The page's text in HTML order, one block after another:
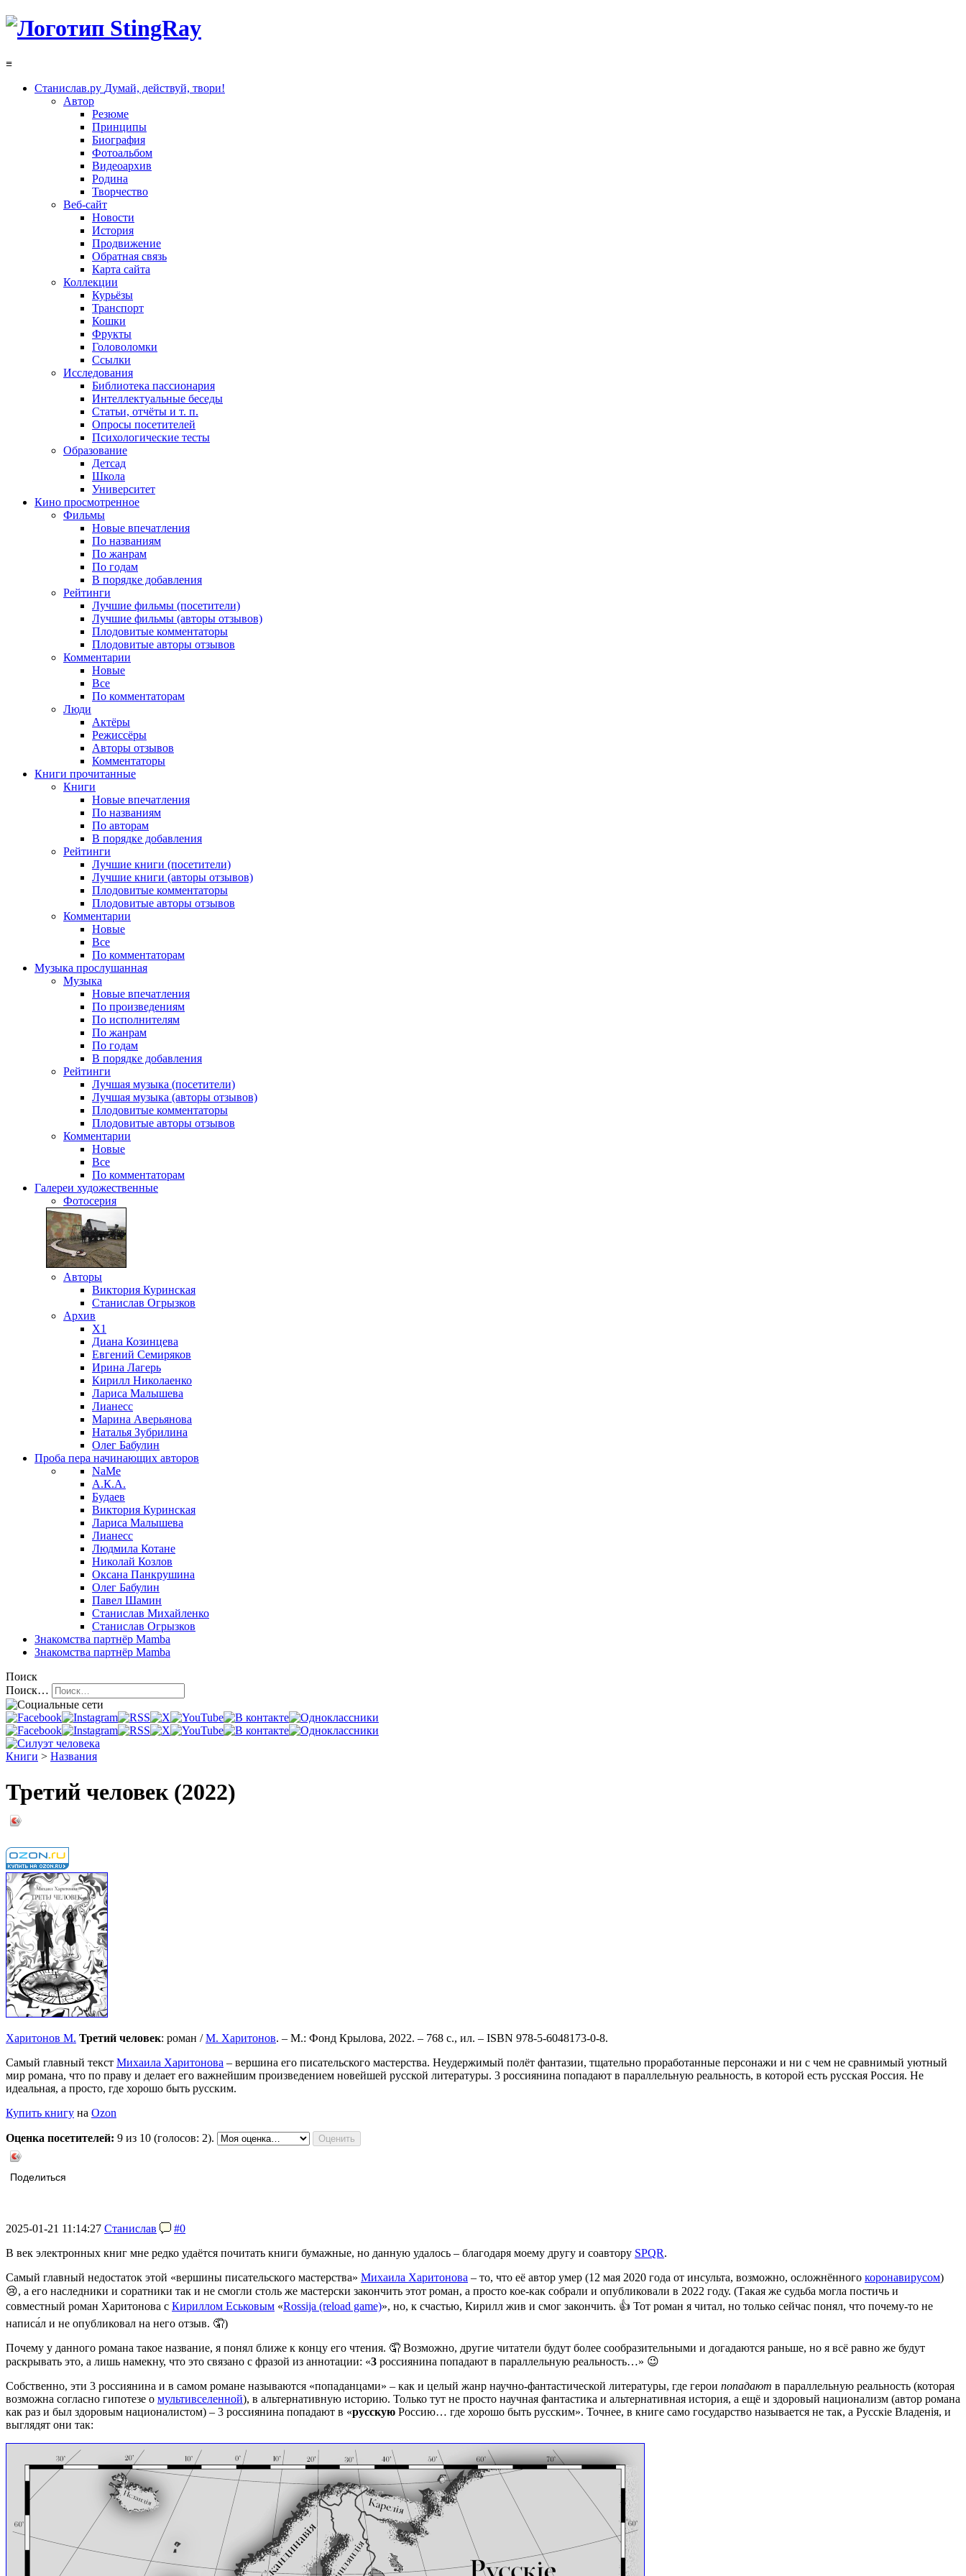
≡
Станислав.ру Думай, действуй, твори!
Автор
Резюме
Принципы
Биография
Фотоальбом
Видеоархив
Родина
Творчество
Веб-сайт
Новости
История
Продвижение
Обратная связь
Карта сайта
Коллекции
Курьёзы
Транспорт
Кошки
Фрукты
Головоломки
Ссылки
Исследования
Библиотека пассионария
Интеллектуальные беседы
Статьи, отчёты и т. п.
Опросы посетителей
Психологические тесты
Образование
Детсад
Школа
Университет
Кино просмотренное
Фильмы
Новые впечатления
По названиям
По жанрам
По годам
В порядке добавления
Рейтинги
Лучшие фильмы (посетители)
Лучшие фильмы (авторы отзывов)
Плодовитые комментаторы
Плодовитые авторы отзывов
Комментарии
Новые
Все
По комментаторам
Люди
Актёры
Режиссёры
Авторы отзывов
Комментаторы
Книги прочитанные
Книги
Новые впечатления
По названиям
По авторам
В порядке добавления
Рейтинги
Лучшие книги (посетители)
Лучшие книги (авторы отзывов)
Плодовитые комментаторы
Плодовитые авторы отзывов
Комментарии
Новые
Все
По комментаторам
Музыка прослушанная
Музыка
Новые впечатления
По произведениям
По исполнителям
По жанрам
По годам
В порядке добавления
Рейтинги
Лучшая музыка (посетители)
Лучшая музыка (авторы отзывов)
Плодовитые комментаторы
Плодовитые авторы отзывов
Комментарии
Новые
Все
По комментаторам
Галереи художественные
Фотосерия
Авторы
Виктория Куринская
Станислав Огрызков
Архив
X1
Диана Козинцева
Евгений Семиряков
Ирина Лагерь
Кирилл Николаенко
Лариса Малышева
Лианесс
Марина Аверьянова
Наталья Зубрилина
Олег Бабулин
Проба пера начинающих авторов
NaMe
А.К.А.
Будаев
Виктория Куринская
Лариса Малышева
Лианесс
Людмила Котане
Николай Козлов
Оксана Панкрушина
Олег Бабулин
Павел Шамин
Станислав Михайленко
Станислав Огрызков
Знакомства партнёр Mamba
Знакомства партнёр Mamba
Поиск
Поиск…
Книги > Названия
Третий человек (2022)
Харитонов М. Третий человек: роман /М. Харитонов. – М.: Фонд Крылова, 2022. – 768 с., ил. – ISBN 978-5-6048173-0-8.
Самый главный текст Михаила Харитонова – вершина его писательского мастерства. Неудержимый полёт фантазии, тщательно проработанные персонажи и ни с чем не сравнимый уютный
мир романа, что по праву и делает его важнейшим произведением новейшей русской литературы. 3 россиянина попадают в параллельную реальность, в которой есть русская Россия. Не
идеальная, а просто, где хорошо быть русским.
Купить книгу на Ozon
Оценка посетителей: 9 из 10 (голосов: 2).
Поделиться
2025-01-21 11:14:27 Станислав
#0
В век электронных книг мне редко удаётся почитать книги бумажные, но данную удалось – благодаря моему другу и соавтору SPQR.
Самый главный недостаток этой «вершины писательского мастерства» Михаила Харитонова – то, что её автор умер (12 мая 2020 года от инсульта, возможно, осложнённого коронавирусом)
😢, а его наследники и соратники так и не смогли столь же мастерски закончить этот роман, а просто кое-как собрали и опубликовали в 2022 году. (Такая же судьба могла постичь и
совместный роман Харитонова с Кириллом Еськовым «Rossija (reload game)», но, к счастью, Кирилл жив и смог закончить. 👍 Тот роман я читал, но только сейчас понял, что почему-то не
написа́л и не опубликовал на него отзыв. 🤦)
Почему у данного романа такое название, я понял ближе к концу его чтения. 🤦 Возможно, другие читатели будут более сообразительными и догадаются раньше, но я всё равно же будут
раскрывать это, а лишь намекну, что это связано с фразой из аннотации: «3 россиянина попадают в параллельную реальность…» 😉
Собственно, эти 3 россиянина и в самом романе называются «попаданцами» – как и целый жанр научно-фантастической литературы, где герои попадают в параллельную реальность (которая
возможна согласно гипотезе о мультивселенной), в альтернативную историю. Только тут не просто научная фантастика и альтернативная история, а ещё и здоровый национализм (автор романа
как раз и был здоровым националистом) – 3 россиянина попадают в «русскую Россию… где хорошо быть русским». Точнее, в книге само государство называется не так, а Русскiе Владенiя, и
выглядят они так: